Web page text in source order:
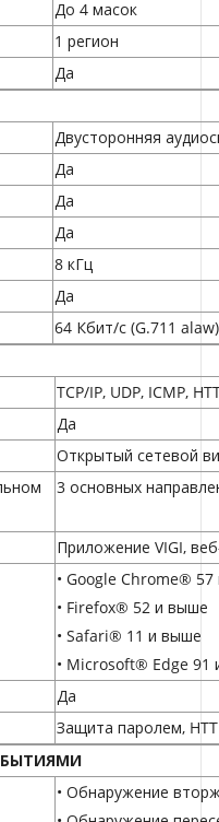
До 4 масок
1 регион
Да
Двусторонняя
Да
Да
Да
8 кГц
Да
64 Кбит/с (G.711 alaw)
TCP/IP, UDP, ICMP,
Да
Открытый сетевой
3 основных
Приложение VIGI,
• Google Chrome®
• Firefox® 52 и выше
• Safari® 11 и выше
• Microsoft® Edge 91
Да
Защита паролем,
• Обнаружение